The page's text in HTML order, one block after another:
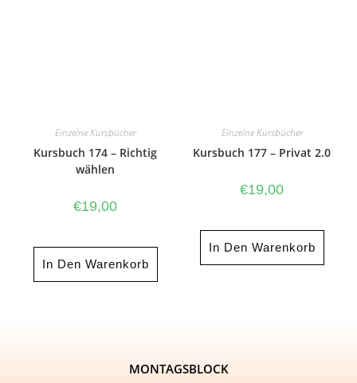
Einzelne Kursbücher
Kursbuch 174 – Richtig
wählen
€19,00
In Den Warenkorb
Einzelne Kursbücher
Kursbuch 177 – Privat 2.0
€19,00
In Den Warenkorb
MONTAGSBLOCK